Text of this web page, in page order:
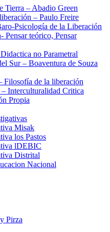
Tierra – Abadio Green
– Paulo Freire
Psicología de la Liberación
Pensar teórico, Pensar
no Parametral
Sur – Boaventura de Souza
Filosofía de la liberación
Interculturalidad Critica
Propia
Misak
los Pastos
lDEBIC
Distrital
Nacional
Pirza